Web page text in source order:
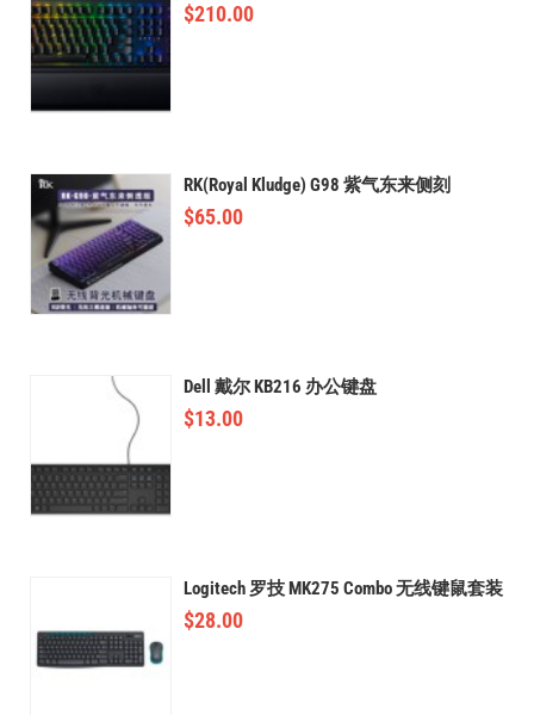
$210.00
RK(Royal Kludge) G98 紫气东来侧刻
$65.00
Dell 戴尔 KB216 办公键盘
$13.00
Logitech 罗技 MK275 Combo 无线键鼠套装
$28.00